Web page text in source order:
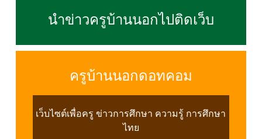
นำข่าวครูบ้านนอกไปติดเว็บ
ครูบ้านนอกดอทคอม
เว็บไซต์เพื่อครู ข่าวการศึกษา ความรู้ การศึกษา
ไทย